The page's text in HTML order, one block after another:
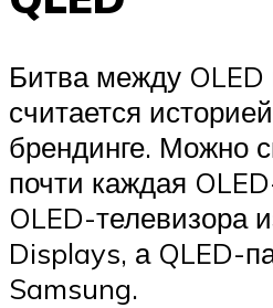
Битва между OLED
считается
брендинге. Можно
почти каждая
OLED-телевизора
Displays, а QLED-
Samsung.